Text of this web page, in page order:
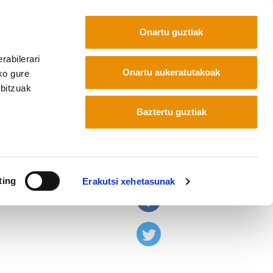
gure
Erakutsi xehetasunak
Onartu guztiak
Onartu aukeratutakoak
Baztertu guztiak